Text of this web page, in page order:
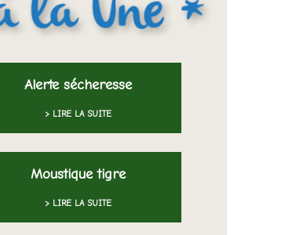
Alerte sécheresse
> LIRE LA SUITE
Moustique tigre
> LIRE LA SUITE